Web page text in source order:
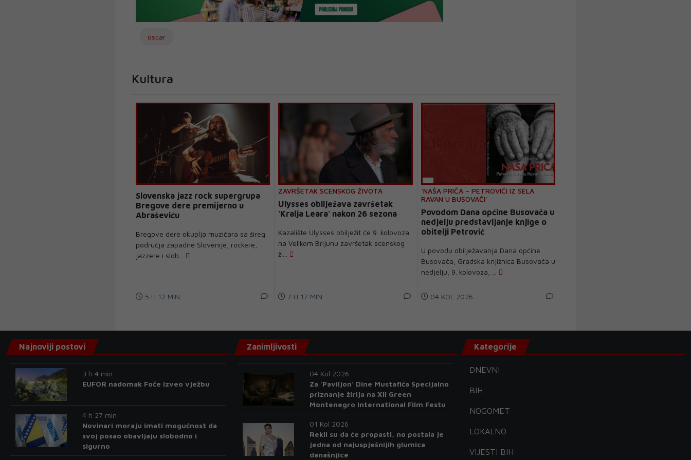
oscar
Kultura
Slovenska jazz rock supergrupa
Bregove dere premijerno u
Abraševiću
Bregove dere okuplja muzičara sa šireg
područja zapadne Slovenije, rockere,
jazzere i slob...
5 H 12 MIN
ZAVRŠETAK SCENSKOG ŽIVOTA
Ulysses obilježava završetak
'Kralja Leara' nakon 26 sezona
Kazalište Ulysses obilježit će 9. kolovoza
na Velikom Brijunu završetak scenskog
ži...
7 H 17 MIN
'NAŠA PRIČA – PETROVIĆI IZ SELA
RAVAN U BUSOVAČI'
Povodom Dana općine Busovača u
nedjelju predstavljanje knjige o
obitelji Petrović
U povodu obilježavanja Dana općine
Busovača, Gradska knjižnica Busovača u
nedjelju, 9. kolovoza, ...
04 KOL 2026
Najnoviji postovi
3 h 4 min
EUFOR nadomak Foče izveo vježbu
4 h 27 min
Novinari moraju imati mogućnost da
svoj posao obavljaju slobodno i
sigurno
Zanimljivosti
04 Kol 2026
Za 'Paviljon' Dine Mustafića Specijalno
priznanje žirija na XII Green
Montenegro International Film Festu
01 Kol 2026
Rekli su da će propasti, no postala je
jedna od najuspješnijih glumica
današnjice
Kategorije
DNEVNI
BIH
NOGOMET
LOKALNO
VIJESTI BIH